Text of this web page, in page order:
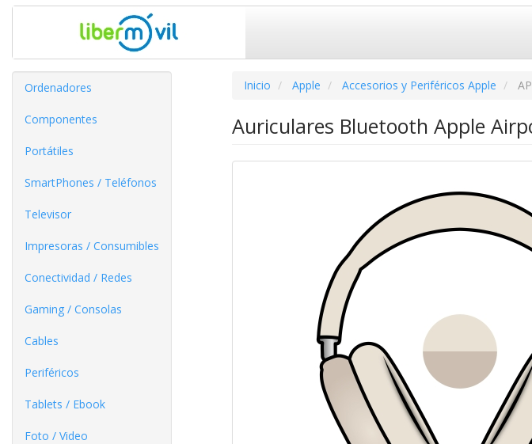
Ordenadores
Componentes
Portátiles
SmartPhones / Teléfonos
Televisor
Impresoras / Consumibles
Conectividad / Redes
Gaming / Consolas
Cables
Periféricos
Tablets / Ebook
Foto / Video
Inicio Apple Accesorios y Periféricos Apple
Auriculares Bluetooth Apple